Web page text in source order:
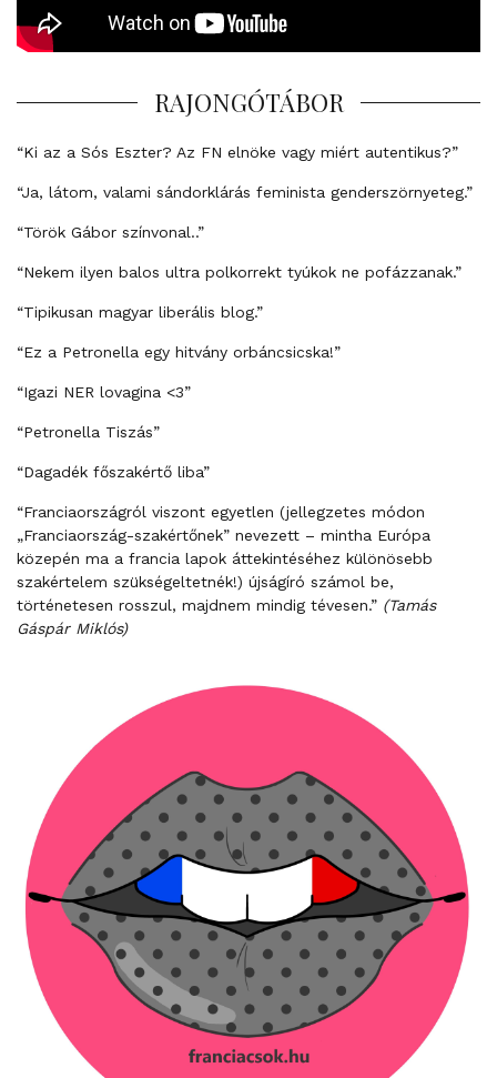
RAJONGÓTÁBOR
“Ki az a Sós Eszter? Az FN elnöke vagy miért autentikus?”
“Ja, látom, valami sándorklárás feminista genderszörnyeteg.”
“Török Gábor színvonal..”
“Nekem ilyen balos ultra polkorrekt tyúkok ne pofázzanak.”
“Tipikusan magyar liberális blog.”
“Ez a Petronella egy hitvány orbáncsicska!”
“Igazi NER lovagina <3”
“Petronella Tiszás”
“Dagadék főszakértő liba”
“Franciaországról viszont egyetlen (jellegzetes módon
„Franciaország-szakértőnek” nevezett – mintha Európa
közepén ma a francia lapok áttekintéséhez különösebb
szakértelem szükségeltetnék!) újságíró számol be,
történetesen rosszul, majdnem mindig tévesen.” (Tamás
Gáspár Miklós)